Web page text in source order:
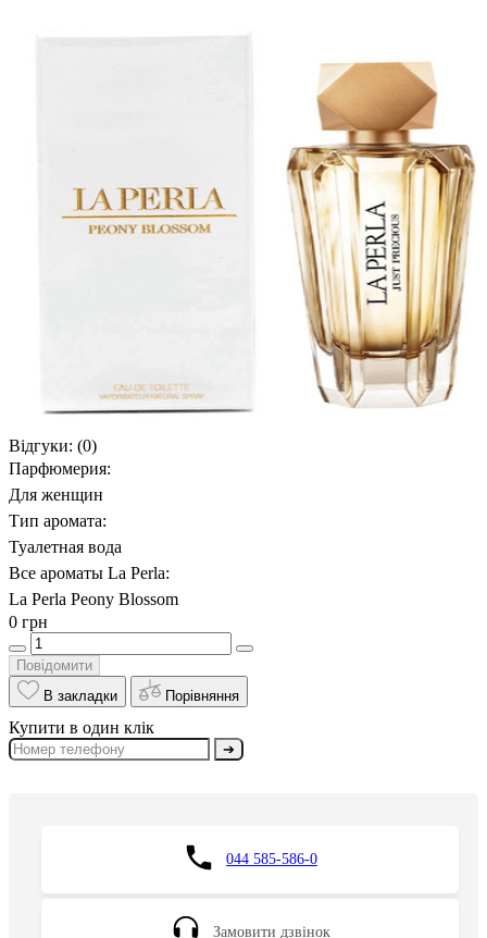
Відгуки: (0)
Парфюмерия:
Для женщин
Тип аромата:
Туалетная вода
Все ароматы La Perla:
La Perla Peony Blossom
0 грн
Повідомити
В закладки
Порівняння
Купити в один клік
➔
044 585-586-0
Замовити дзвінок